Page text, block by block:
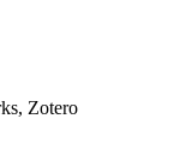
Zotero